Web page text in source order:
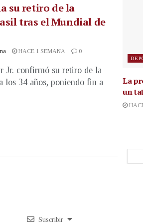
su retiro de la
tras el Mundial de
HACE 1 SEMANA 0
Jr. confirmó su retiro de la
los 34 años, poniendo fin a
La
un
Suscribir